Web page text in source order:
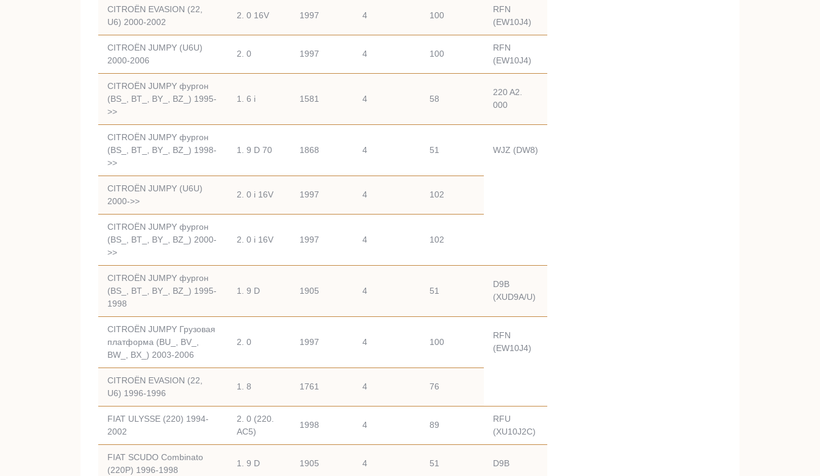
CITROËN EVASION (22,
U6) 2000-2002
2. 0 16V 1997 4 100
RFN
(EW10J4)
CITROËN JUMPY (U6U)
2000-2006
2. 0 1997 4 100
RFN
(EW10J4)
CITROËN JUMPY фургон
(BS_, BT_, BY_, BZ_) 1995-
>>
1. 6 i 1581 4 58
220 A2.
000
CITROËN JUMPY фургон
(BS_, BT_, BY_, BZ_) 1998-
>>
1. 9 D 70 1868 4 51 WJZ (DW8)
CITROËN JUMPY (U6U)
2000->>
2. 0 i 16V 1997 4 102
CITROËN JUMPY фургон
(BS_, BT_, BY_, BZ_) 2000-
>>
2. 0 i 16V 1997 4 102
CITROËN JUMPY фургон
(BS_, BT_, BY_, BZ_) 1995-
1998
1. 9 D 1905 4 51
D9B
(XUD9A/U)
CITROËN JUMPY Грузовая
платформа (BU_, BV_,
BW_, BX_) 2003-2006
2. 0 1997 4 100
RFN
(EW10J4)
CITROËN EVASION (22,
U6) 1996-1996
1. 8 1761 4 76
FIAT ULYSSE (220) 1994-
2002
2. 0 (220.
AC5)
1998 4 89
RFU
(XU10J2C)
FIAT SCUDO Combinato
(220P) 1996-1998
1. 9 D 1905 4 51 D9B